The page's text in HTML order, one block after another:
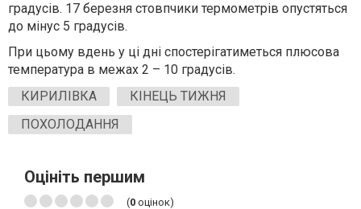
градусів. 17 березня стовпчики термометрів опустяться
до мінус 5 градусів.
При цьому вдень у ці дні спостерігатиметься плюсова
температура в межах 2 – 10 градусів.
КИРИЛІВКА
КІНЕЦЬ ТИЖНЯ
ПОХОЛОДАННЯ
Оцініть першим
(0 оцінок)